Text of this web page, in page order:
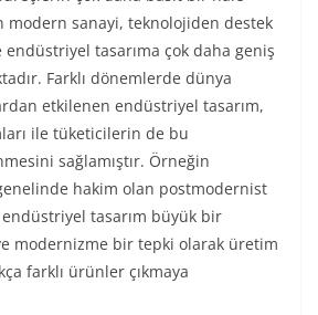
modern sanayi, teknolojiden destek
tasarıma çok daha geniş
Farklı dönemlerde dünya
etkilenen endüstriyel tasarım,
ile tüketicilerin de bu
sağlamıştır. Örneğin
hakim olan postmodernist
tasarım büyük bir
modernizme bir tepki olarak üretim
farklı ürünler çıkmaya